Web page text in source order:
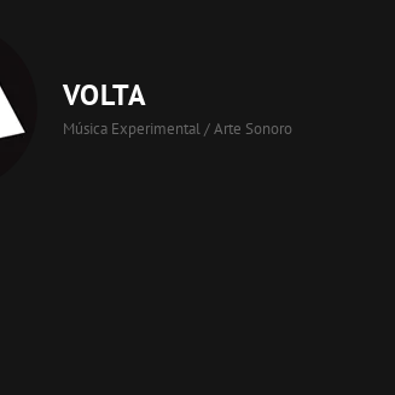
VOLTA
Música Experimental / Arte Sonoro